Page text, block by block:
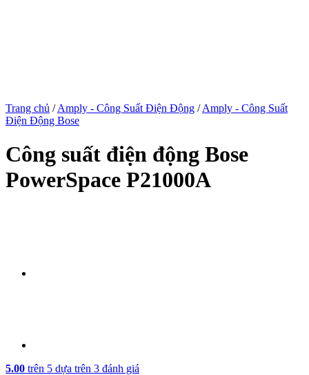
Trang chủ / Amply - Công Suất Điện Động / Amply - Công Suất
Điện Động Bose
Công suất điện động Bose
PowerSpace P21000A
5.00 trên 5 dựa trên 3 đánh giá